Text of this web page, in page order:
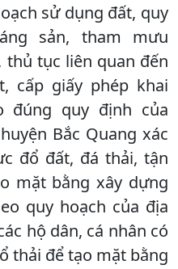
sử dụng đất, quy
sản, tham mưu
tục liên quan đến
cấp giấy phép khai
đúng quy định của
Bắc Quang xác
đổ đất, đá thải, tận
mặt bằng xây dựng
quy hoạch của địa
hộ dân, cá nhân có
thải để tạo mặt bằng